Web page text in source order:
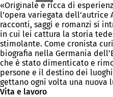
«Originale e ricca di
l’opera variegata dell’autrice
racconti, saggi e romanzi si
in cui lei cattura la storia
stimolante. Come cronista
biografia nella Germania
che è stato dimenticato e
persone e il destino dei
gettano ogni volta una nuova
Vita e lavoro